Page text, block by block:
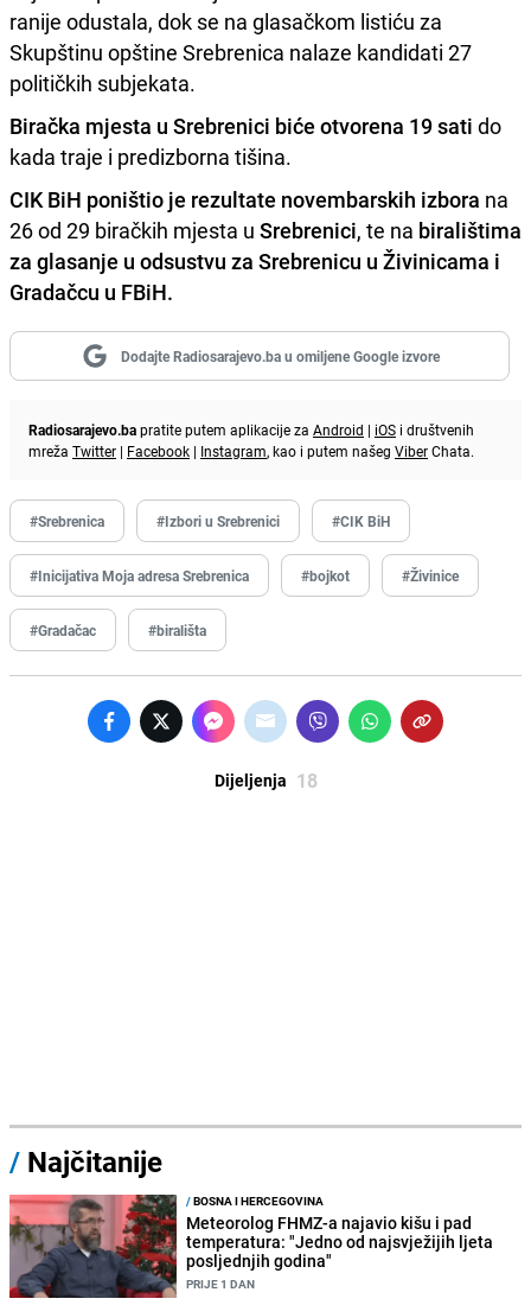
ranije odustala, dok se na glasačkom listiću za
Skupštinu opštine Srebrenica nalaze kandidati 27
političkih subjekata.
Biračka mjesta u Srebrenici biće otvorena 19 sati do
kada traje i predizborna tišina.
CIK BiH poništio je rezultate novembarskih izbora na
26 od 29 biračkih mjesta u Srebrenici, te na biralištima
za glasanje u odsustvu za Srebrenicu u Živinicama i
Gradačcu u FBiH.
Dodajte Radiosarajevo.ba u omiljene Google izvore
Radiosarajevo.bapratite putem aplikacije za Android | iOS i društvenih
mreža Twitter | Facebook | Instagram, kao i putem našeg ViberChata.
#Srebrenica #Izbori u Srebrenici #CIK BiH
#Inicijativa Moja adresa Srebrenica #bojkot #Živinice
#Gradačac #birališta
Dijeljenja 18
/ Najčitanije
/BOSNA I HERCEGOVINA
Meteorolog FHMZ-a najavio kišu i pad
temperatura: "Jedno od najsvježijih ljeta
posljednjih godina"
PRIJE 1 DAN